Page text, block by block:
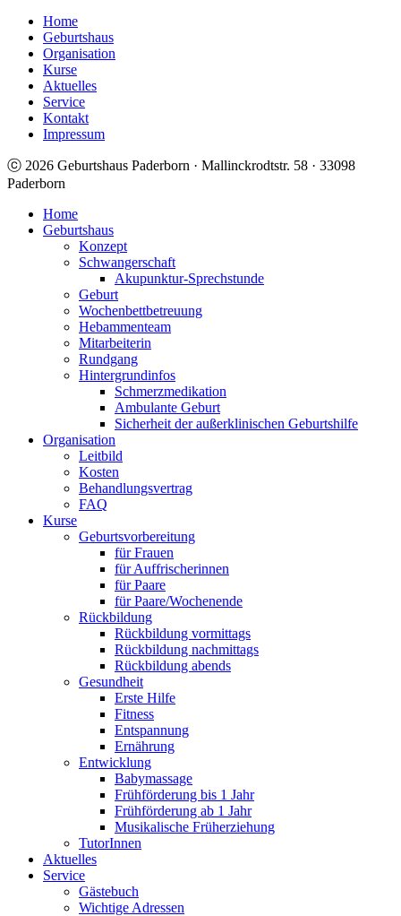
Home
Geburtshaus
Organisation
Kurse
Aktuelles
Service
Kontakt
Impressum
ⓒ 2026 Geburtshaus Paderborn · Mallinckrodtstr. 58 · 33098
Paderborn
Home
Geburtshaus
Konzept
Schwangerschaft
Akupunktur-Sprechstunde
Geburt
Wochenbettbetreuung
Hebammenteam
Mitarbeiterin
Rundgang
Hintergrundinfos
Schmerzmedikation
Ambulante Geburt
Sicherheit der außerklinischen Geburtshilfe
Organisation
Leitbild
Kosten
Behandlungsvertrag
FAQ
Kurse
Geburtsvorbereitung
für Frauen
für Auffrischerinnen
für Paare
für Paare/Wochenende
Rückbildung
Rückbildung vormittags
Rückbildung nachmittags
Rückbildung abends
Gesundheit
Erste Hilfe
Fitness
Entspannung
Ernährung
Entwicklung
Babymassage
Frühförderung bis 1 Jahr
Frühförderung ab 1 Jahr
Musikalische Früherziehung
TutorInnen
Aktuelles
Service
Gästebuch
Wichtige Adressen